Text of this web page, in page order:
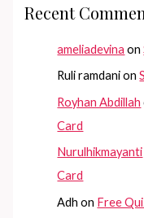
Recent
ameliadevina on
Ruli ramdanion
Royhan Abdillah
Card
Nurulhikmayanti
Card
Adh on Free